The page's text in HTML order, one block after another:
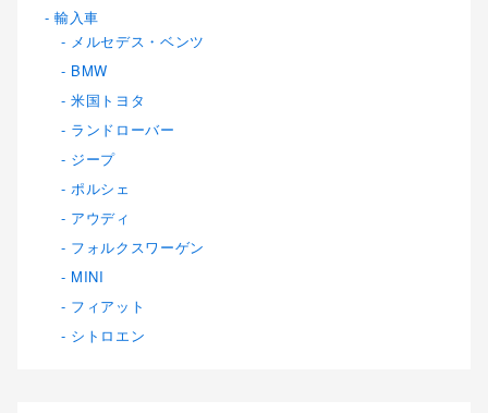
輸入車
メルセデス・ベンツ
BMW
米国トヨタ
ランドローバー
ジープ
ポルシェ
アウディ
フォルクスワーゲン
MINI
フィアット
シトロエン